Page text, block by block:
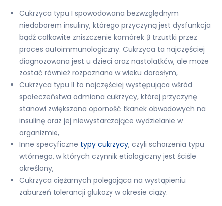
Cukrzyca typu I spowodowana bezwzględnym
niedoborem insuliny, którego przyczyną jest dysfunkcja
bądź całkowite zniszczenie komórek β trzustki przez
proces autoimmunologiczny. Cukrzyca ta najczęściej
diagnozowana jest u dzieci oraz nastolatków, ale może
zostać również rozpoznana w wieku dorosłym,
Cukrzyca typu II to najczęściej występująca wśród
społeczeństwa odmiana cukrzycy, której przyczynę
stanowi zwiększona oporność tkanek obwodowych na
insulinę oraz jej niewystarczające wydzielanie w
organizmie,
Inne specyficzne typy cukrzycy, czyli schorzenia typu
wtórnego, w których czynnik etiologiczny jest ściśle
określony,
Cukrzyca ciężarnych polegająca na wystąpieniu
zaburzeń tolerancji glukozy w okresie ciąży.